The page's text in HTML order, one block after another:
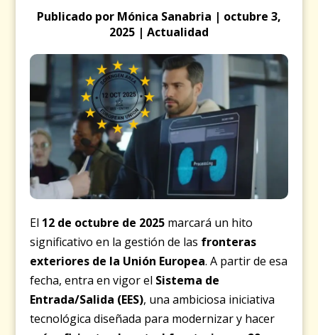
Publicado por Mónica Sanabria | octubre 3,
2025 | Actualidad
El 12 de octubre de 2025 marcará un hito
significativo en la gestión de las fronteras
exteriores de la Unión Europea. A partir de esa
fecha, entra en vigor el Sistema de
Entrada/Salida (EES), una ambiciosa iniciativa
tecnológica diseñada para modernizar y hacer